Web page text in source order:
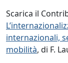
Scarica il
internazionali,
mobilità, di F.